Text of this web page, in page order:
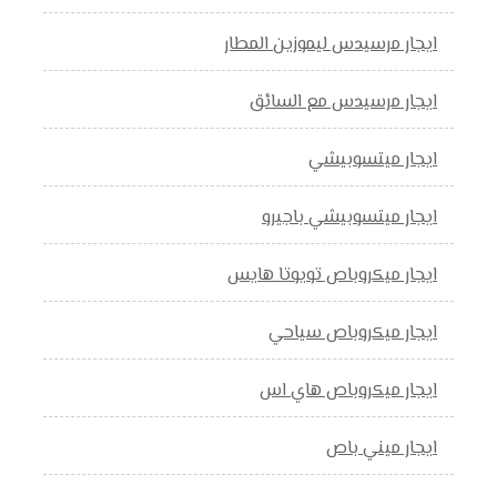
ايجار مرسيدس ليموزين المطار
ايجار مرسيدس مع السائق
ايجار ميتسوبيشي
ايجار ميتسوبيشي باجيرو
ايجار ميكروباص تويوتا هايس
ايجار ميكروباص سياحي
ايجار ميكروباص هاي اس
ايجار ميني باص